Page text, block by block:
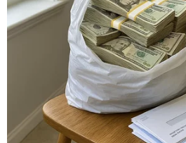
Theo dõi VietnamPlus